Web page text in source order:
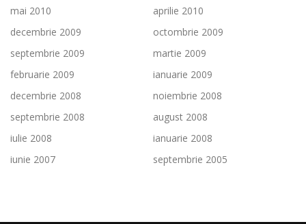
mai 2010
aprilie 2010
decembrie 2009
octombrie 2009
septembrie 2009
martie 2009
februarie 2009
ianuarie 2009
decembrie 2008
noiembrie 2008
septembrie 2008
august 2008
iulie 2008
ianuarie 2008
iunie 2007
septembrie 2005